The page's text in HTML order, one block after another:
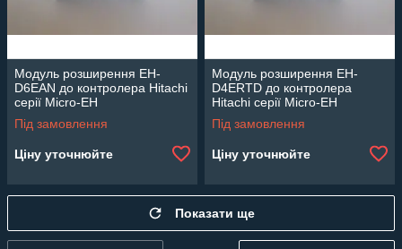
Модуль розширення EH-
D6EAN до контролера Hitachi
серії Micro-EH
Під замовлення
Ціну уточнюйте
Модуль розширення EH-
D4ERTD до контролера
Hitachi серії Micro-EH
Під замовлення
Ціну уточнюйте
Показати ще